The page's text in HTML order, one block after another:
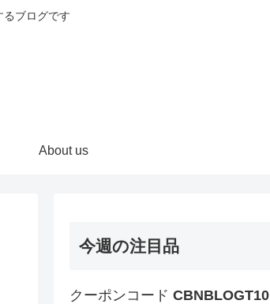
るブログです
About us
今週の注目品
クーポンコード CBNBLOGT10